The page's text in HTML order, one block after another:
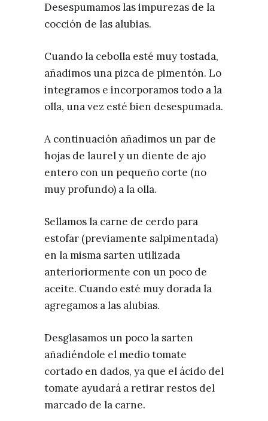
Desespumamos las impurezas de la
cocción de las alubias.
Cuando la cebolla esté muy tostada,
añadimos una pizca de pimentón. Lo
integramos e incorporamos todo a la
olla, una vez esté bien desespumada.
A continuación añadimos un par de
hojas de laurel y un diente de ajo
entero con un pequeño corte (no
muy profundo) a la olla.
Sellamos la carne de cerdo para
estofar (previamente salpimentada)
en la misma sarten utilizada
anterioriormente con un poco de
aceite. Cuando esté muy dorada la
agregamos a las alubias.
Desglasamos un poco la sarten
añadiéndole el medio tomate
cortado en dados, ya que el ácido del
tomate ayudará a retirar restos del
marcado de la carne.